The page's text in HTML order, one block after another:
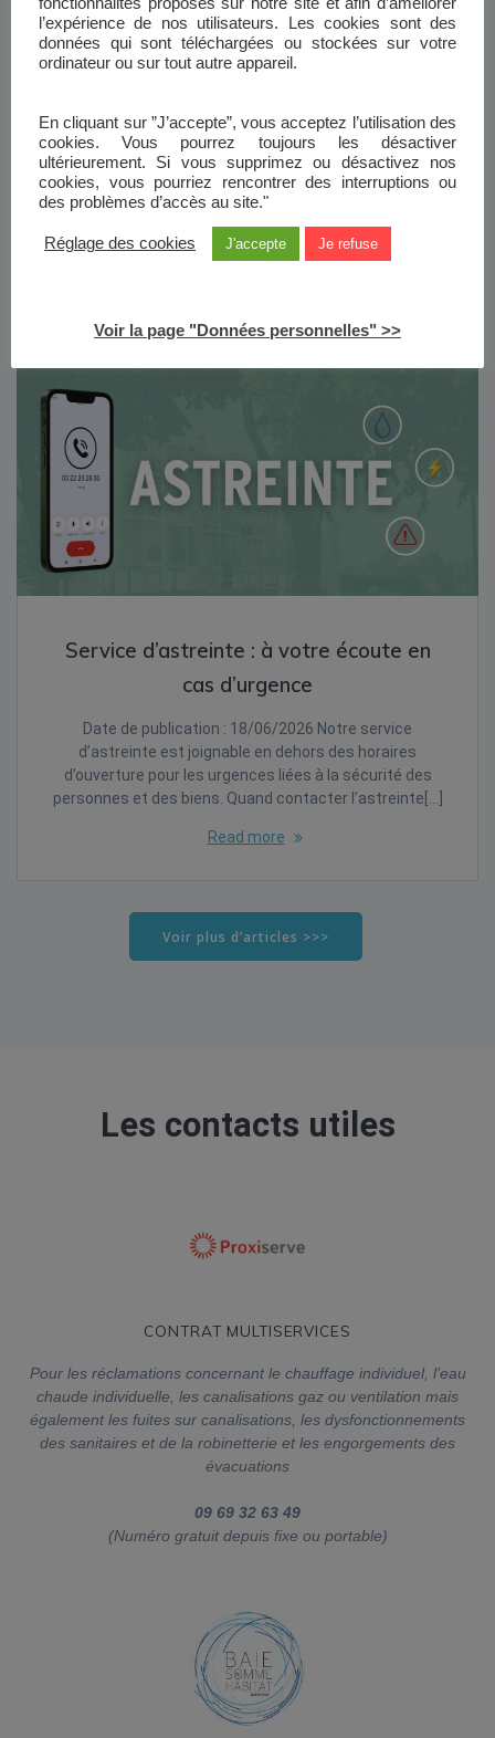
Pose de la première pierre de la future
résidence intergénérationnelle
Le 24 juin 2026, Baie de Somme Habitat a officiellement
lancé la construction de la future résidence
intergénérationnelle Lucienne Forestier-Gaillard, rue
Jean Mennesson à Abbeville, lors d’une cérémonie
réunissant élus,[…]
Service d’astreinte : à votre écoute en
cas d’urgence
Date de publication : 18/06/2026 Notre service
d’astreinte est joignable en dehors des horaires
d’ouverture pour les urgences liées à la sécurité des
personnes et des biens. Quand contacter l’astreinte[…]
Read more
Voir plus d’articles >>>
Les contacts utiles
CONTRAT MULTISERVICES
Pour les réclamations concernant le chauffage individuel, l’eau
chaude individuelle, les canalisations gaz ou ventilation mais
également les fuites sur canalisations, les dysfonctionnements
des sanitaires et de la robinetterie et les engorgements des
évacuations
0 9 69 32 63 49
(Numéro gratuit depuis fixe ou portable)
l’expérience de nos utilisateurs. Les cookies sont des
données qui sont téléchargées ou stockées sur votre
ordinateur ou sur tout autre appareil.
En cliquant sur ”J’accepte”, vous acceptez l’utilisation des
cookies. Vous pourrez toujours les désactiver
ultérieurement. Si vous supprimez ou désactivez nos
cookies, vous pourriez rencontrer des interruptions ou
des problèmes d’accès au site."
Réglage des cookies J'accepte Je refuse
Voir la page "Données personnelles" >>